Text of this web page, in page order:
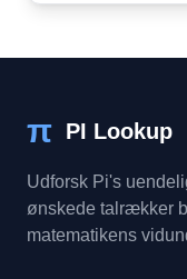
π PI Lookup
Udforsk Pi's
ønskede talrækker
matematikens